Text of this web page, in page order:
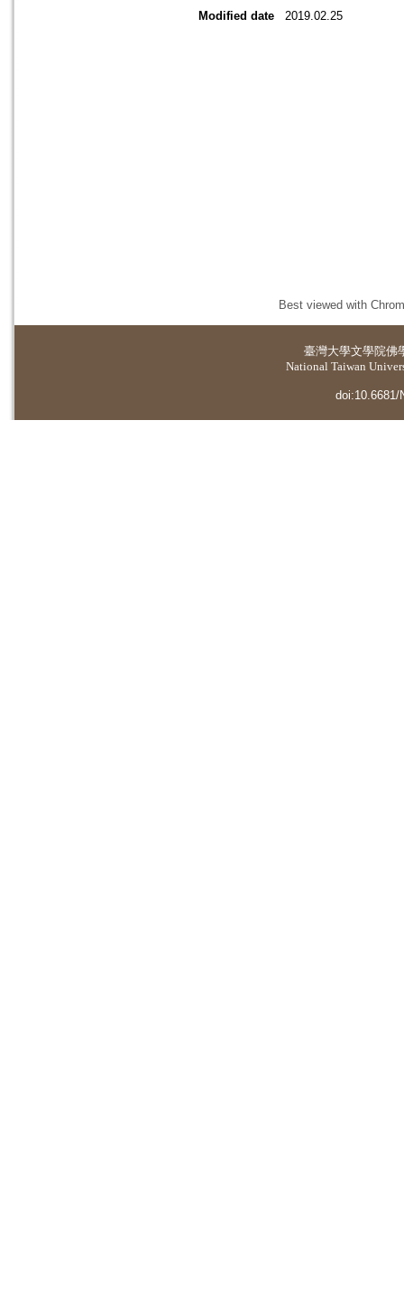
Modified date
2019.02.25
Best viewed with
臺灣大學文學院佛
National Taiwan
doi:10.6681/